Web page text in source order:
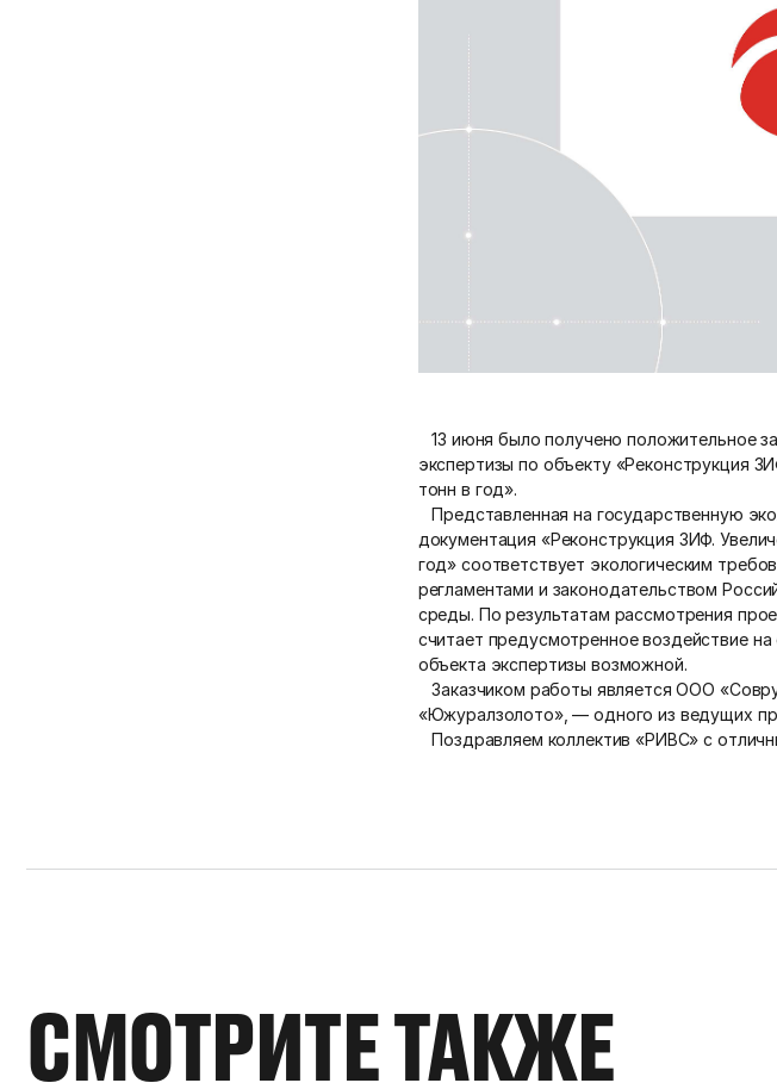
13 июня было получено положительное
экспертизы по объекту «Реконструкция
тонн в год».
Представленная на государственную
документация «Реконструкция ЗИФ.
год» соответствует экологическим
регламентами и законодательством
среды. По результатам рассмотрения
считает предусмотренное воздействие
объекта экспертизы возможной.
Заказчиком работы является ООО
«Южуралзолото», — одного из ведущих
Поздравляем коллектив «РИВС» с
СМОТРИТЕ ТАКЖЕ